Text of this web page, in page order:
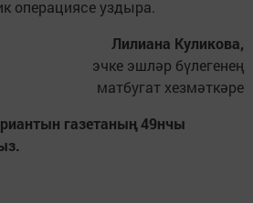
операциясе уздыра.
Лилиана Куликова,
эчке эшләр бүлегенең
матбугат хезмәткәре
газетаның 49нчы